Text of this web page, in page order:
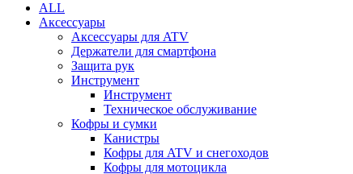
ALL
Аксессуары
Аксессуары для ATV
Держатели для смартфона
Защита рук
Инструмент
Инструмент
Техническое обслуживание
Кофры и сумки
Канистры
Кофры для ATV и снегоходов
Кофры для мотоцикла